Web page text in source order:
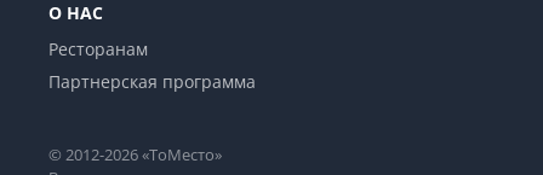
О НАС
Ресторанам
Партнерская программа
© 2012-2026 «ТоМесто»